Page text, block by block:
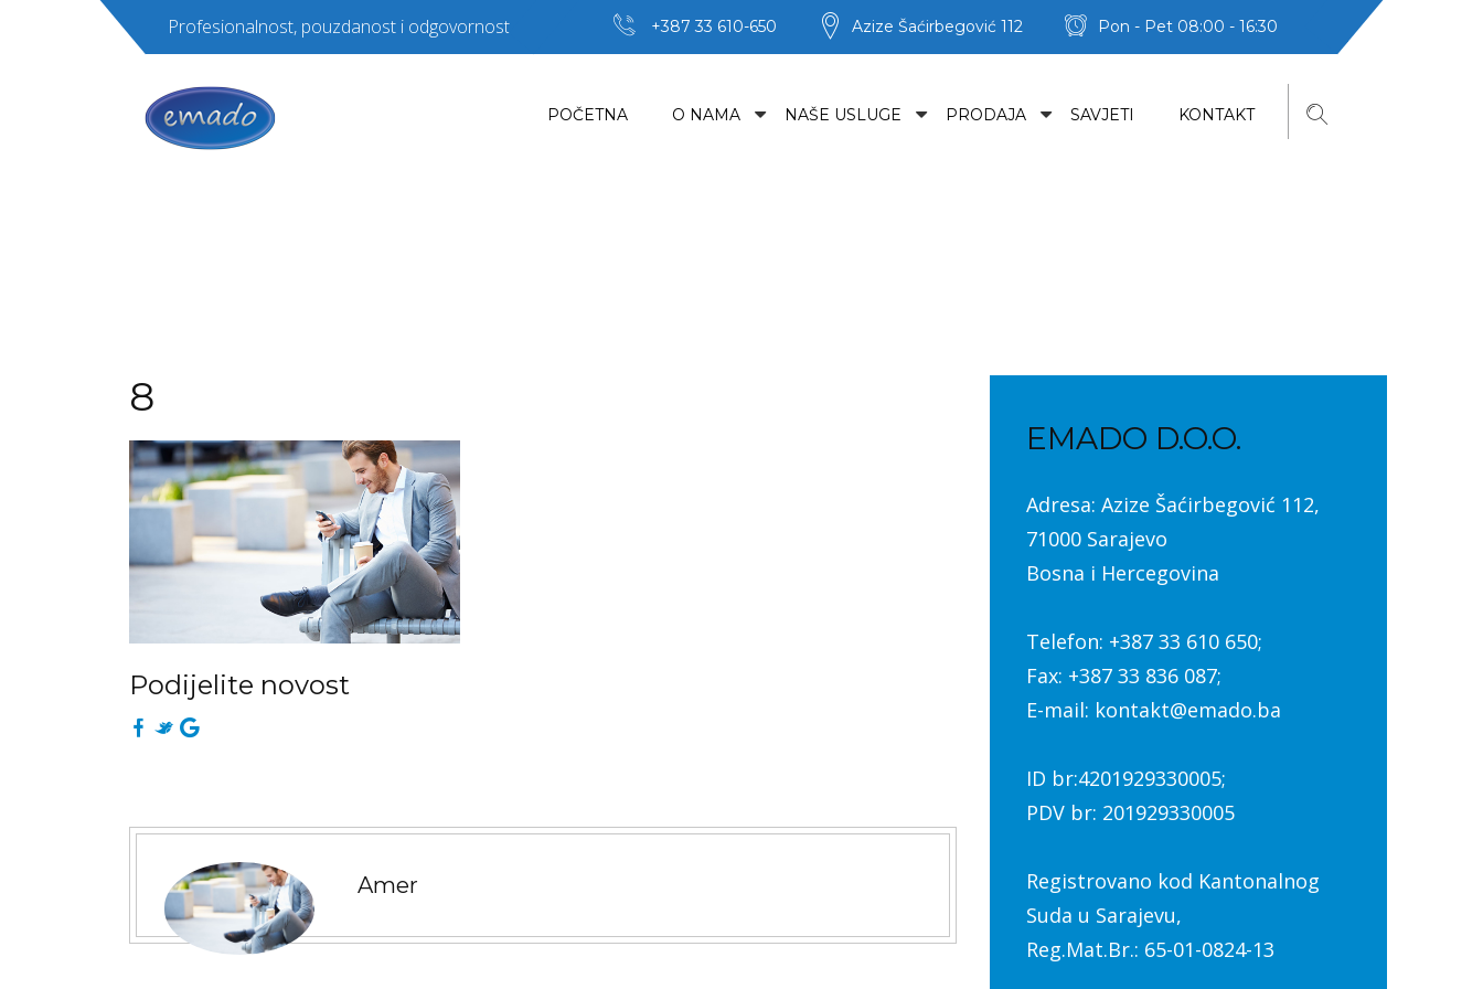
Profesionalnost, pouzdanost i odgovornost +387 33 610-650 Azize Šaćirbegović 112 Pon - Pet 08:00 - 16:30
POČETNA O NAMA NAŠE USLUGE PRODAJA SAVJETI KONTAKT
8
Podijelite novost
Amer
EMADO D.O.O.
Adresa: Azize Šaćirbegović 112,
71000 Sarajevo
Bosna i Hercegovina
Telefon: +387 33 610 650;
Fax: +387 33 836 087;
E-mail: kontakt@emado.ba
ID br:4201929330005;
PDV br: 201929330005
Registrovano kod Kantonalnog
Suda u Sarajevu,
Reg.Mat.Br.: 65-01-0824-13